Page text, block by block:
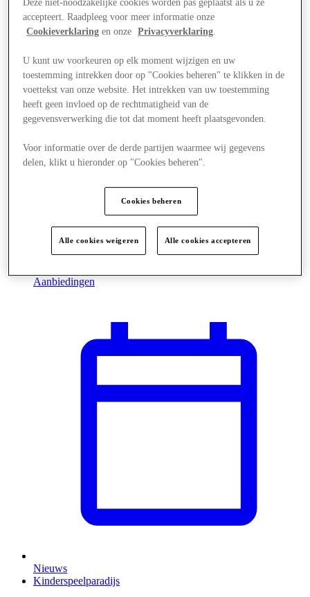
Aanbiedingen
Nieuws
Kinderspeelparadijs
Deze niet-noodzakelijke cookies worden pas geplaatst als u ze
accepteert. Raadpleeg voor meer informatie onze
Cookieverklaring en onze Privacyverklaring.
U kunt uw voorkeuren op elk moment wijzigen en uw
toestemming intrekken door op "Cookies beheren" te klikken in de
voettekst van onze website. Het intrekken van uw toestemming
heeft geen invloed op de rechtmatigheid van de
gegevensverwerking die tot dat moment heeft plaatsgevonden.
Voor informatie over de derde partijen waarmee wij gegevens
delen, klikt u hieronder op "Cookies beheren".
Cookies beheren
Alle cookies weigeren Alle cookies accepteren